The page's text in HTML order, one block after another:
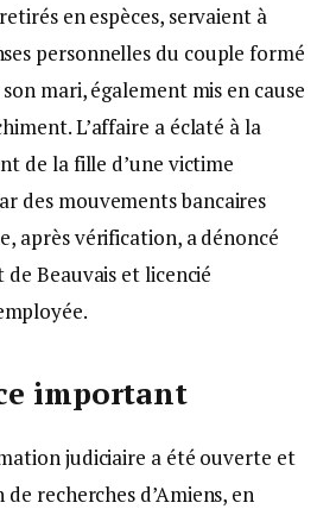
en espèces, servaient à
personnelles du couple formé
mari, également mis en cause
L’affaire a éclaté à la
de la fille d’une victime
des mouvements bancaires
après vérification, a dénoncé
Beauvais et licencié
important
judiciaire a été ouverte et
recherches d’Amiens, en